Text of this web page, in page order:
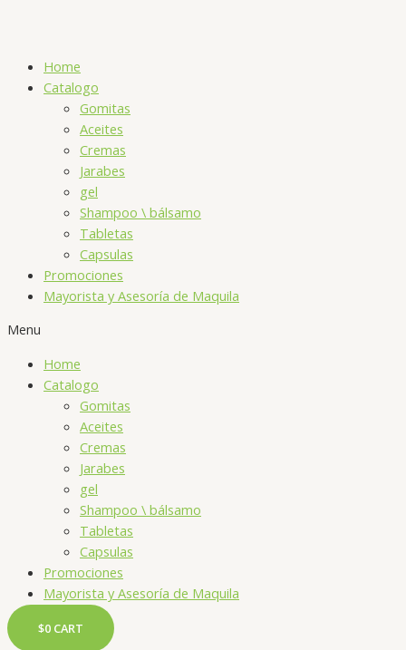
Home
Catalogo
Gomitas
Aceites
Cremas
Jarabes
gel
Shampoo \ bálsamo
Tabletas
Capsulas
Promociones
Mayorista y Asesoría de Maquila
Menu
Home
Catalogo
Gomitas
Aceites
Cremas
Jarabes
gel
Shampoo \ bálsamo
Tabletas
Capsulas
Promociones
Mayorista y Asesoría de Maquila
$0 CART